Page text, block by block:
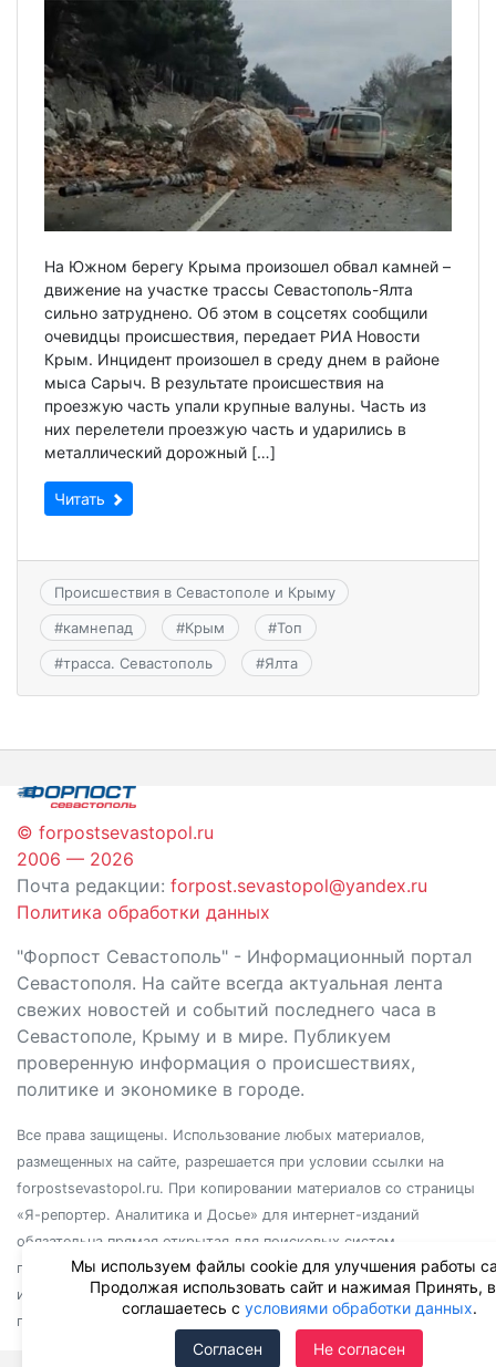
На Южном берегу Крыма произошел обвал камней –
движение на участке трассы Севастополь-Ялта
сильно затруднено. Об этом в соцсетях сообщили
очевидцы происшествия, передает РИА Новости
Крым. Инцидент произошел в среду днем в районе
мыса Сарыч. В результате происшествия на
проезжую часть упали крупные валуны. Часть из
них перелетели проезжую часть и ударились в
металлический дорожный […]
Читать
Происшествия в Севастополе и Крыму
#камнепад #Крым #Топ
#трасса. Севастополь #Ялта
© forpostsevastopol.ru
2006 — 2026
Почта редакции: forpost.sevastopol@yandex.ru
Политика обработки данных
"Форпост Севастополь" - Информационный портал
Севастополя. На сайте всегда актуальная лента
свежих новостей и событий последнего часа в
Севастополе, Крыму и в мире. Публикуем
проверенную информация о происшествиях,
политике и экономике в городе.
Все права защищены. Использование любых материалов,
размещенных на сайте, разрешается при условии ссылки на
forpostsevastopol.ru. При копировании материалов со страницы
«Я-репортер. Аналитика и Досье» для интернет-изданий
обязательна прямая открытая для поисковых систем
гиперссылка. Независимо от полного или частичного
использования материалов, ссылка должна быть размещена в
подзаголовке или первом абзаце материала.
Мы используем файлы cookie для улучшения работы
Продолжая использовать сайт и нажимая Принять,
соглашаетесь с условиями обработки данных.
Согласен Не согласен